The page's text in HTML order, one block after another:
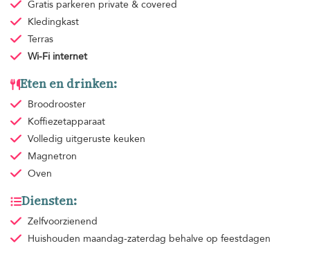
Gratis parkeren private & covered
Kledingkast
Terras
Wi-Fi internet
Eten en drinken:
Broodrooster
Koffiezetapparaat
Volledig uitgeruste keuken
Magnetron
Oven
Diensten:
Zelfvoorzienend
Huishouden maandag-zaterdag behalve op feestdagen